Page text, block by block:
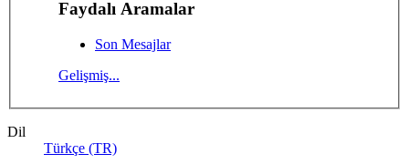
Faydalı Aramalar
Son Mesajlar
Gelişmiş...
Dil
Türkçe (TR)